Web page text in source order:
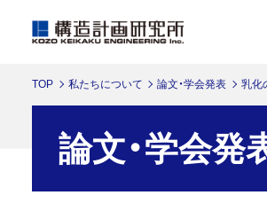
TOP 私たちについて 論文・学会発表 乳化
論文・学会発